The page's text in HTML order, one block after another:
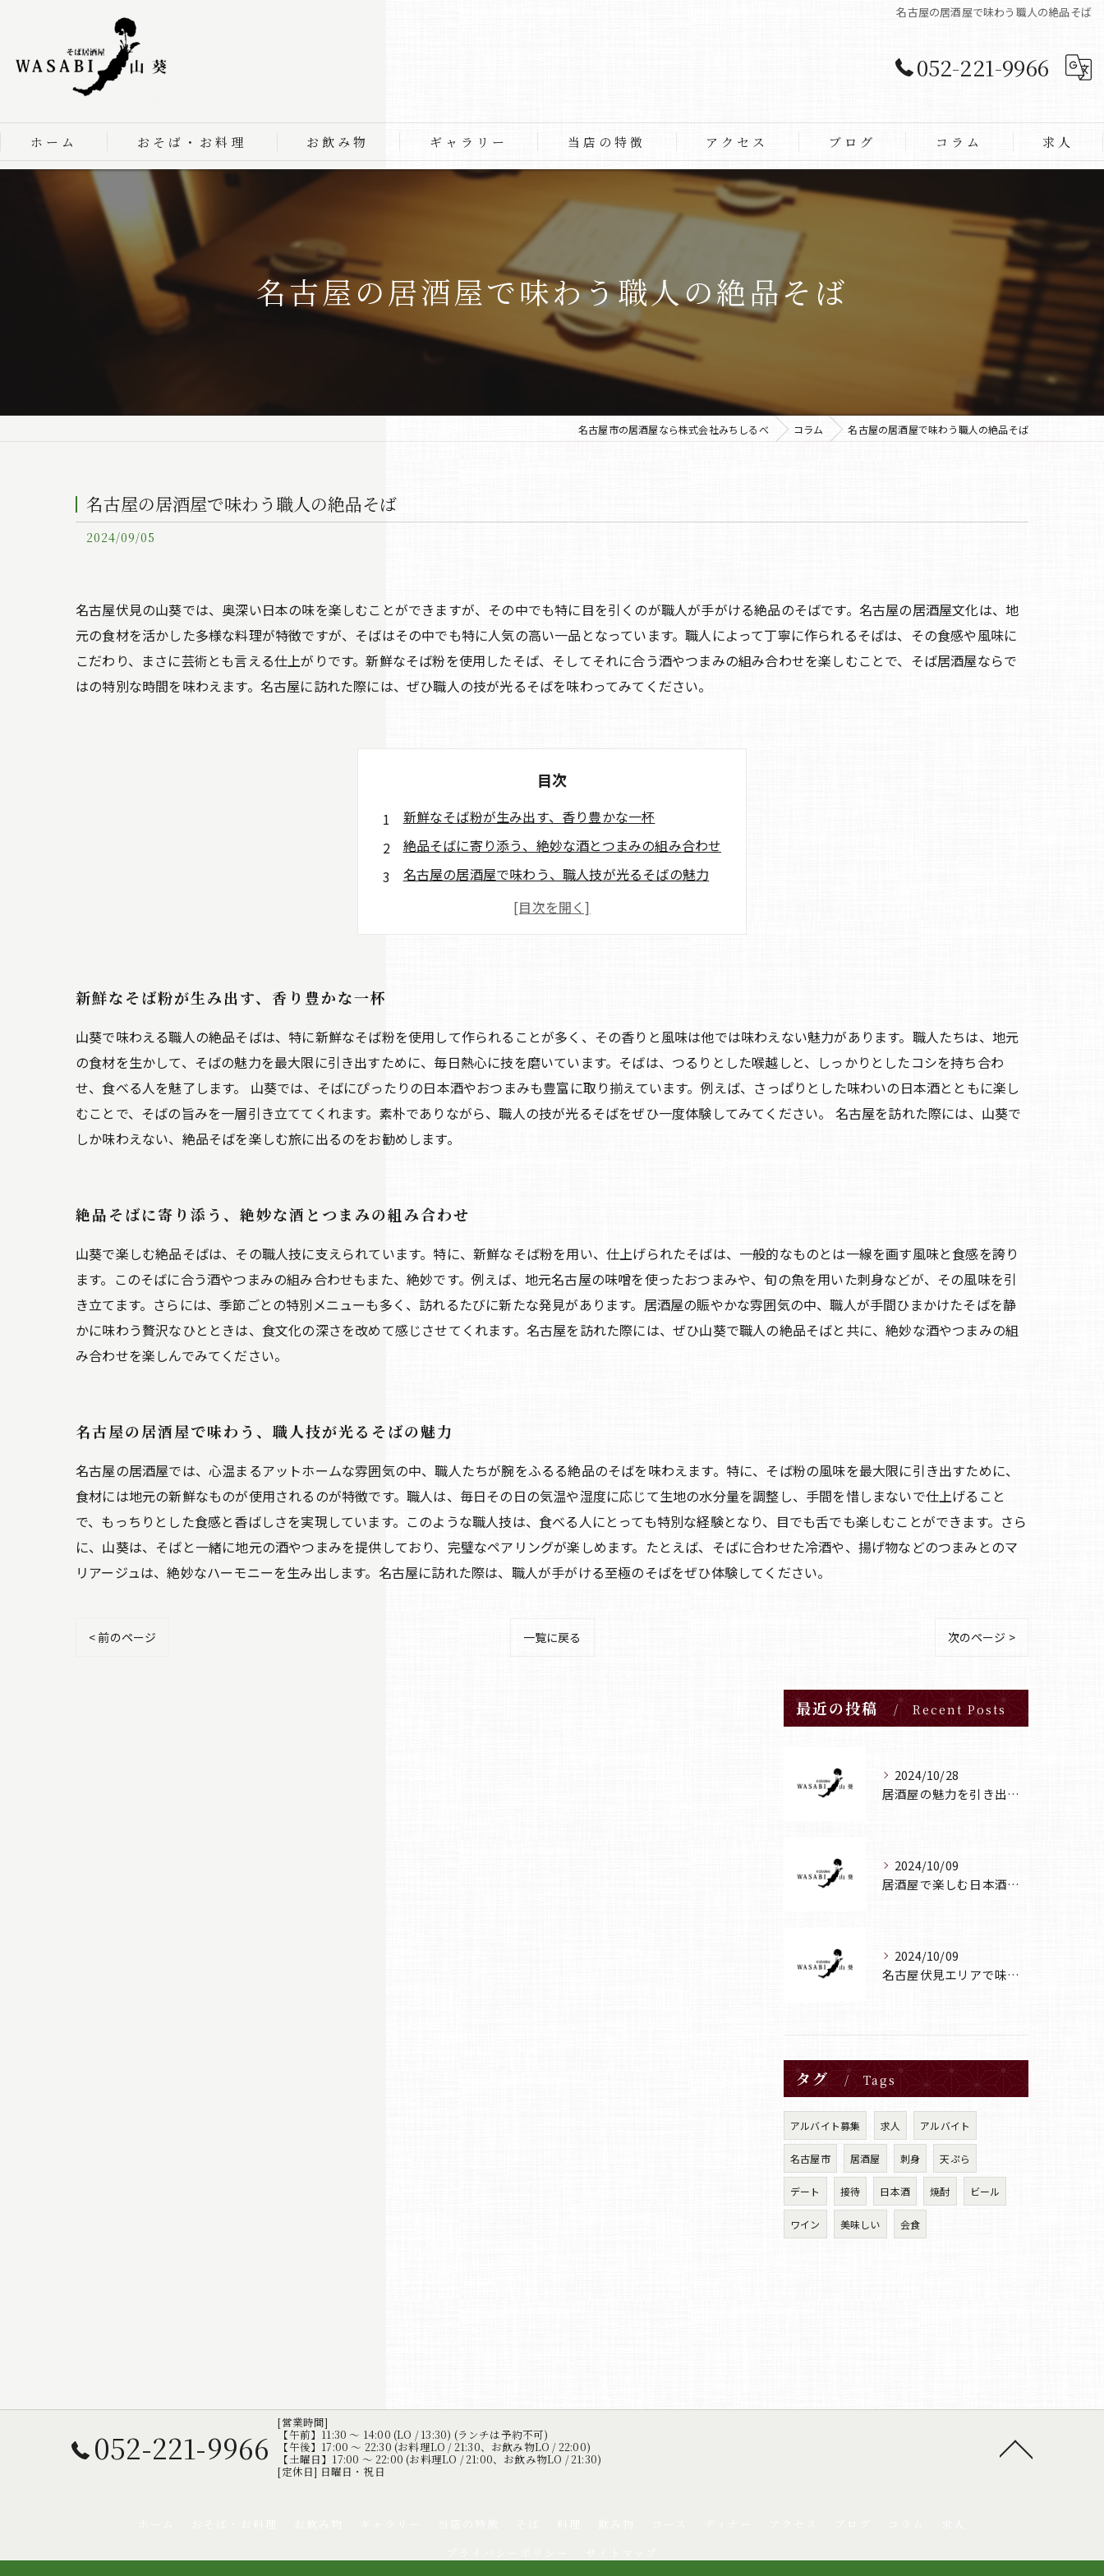
名古屋の居酒屋で味わう職人の絶品そば
052-221-9966
ホーム おそば・お料理 お飲み物 ギャラリー 当店の特徴
飲み物
コース
ディナー
アクセス ブログ コラム 求人
名古屋の居酒屋で味わう職人の絶品そば
名古屋市の居酒屋なら株式会社みちしるべ コラム 名古屋の居酒屋で味わう職人の絶品そば
名古屋の居酒屋で味わう職人の絶品そば
2024/09/05
名古屋伏見の山葵では、奥深い日本の味を楽しむことができますが、その中でも特に目を引くのが職人が手がける絶品のそばです。名古屋の居酒屋文化は、地
元の食材を活かした多様な料理が特徴ですが、そばはその中でも特に人気の高い一品となっています。職人によって丁寧に作られるそばは、その食感や風味に
こだわり、まさに芸術とも言える仕上がりです。新鮮なそば粉を使用したそば、そしてそれに合う酒やつまみの組み合わせを楽しむことで、そば居酒屋ならで
はの特別な時間を味わえます。名古屋に訪れた際には、ぜひ職人の技が光るそばを味わってみてください。
目次
新鮮なそば粉が生み出す、香り豊かな一杯
絶品そばに寄り添う、絶妙な酒とつまみの組み合わせ
名古屋の居酒屋で味わう、職人技が光るそばの魅力
新鮮なそば粉が生み出す、香り豊かな一杯
山葵で味わえる職人の絶品そばは、特に新鮮なそば粉を使用して作られることが多く、その香りと風味は他では味わえない魅力があります。職人たちは、地元
の食材を生かして、そばの魅力を最大限に引き出すために、毎日熱心に技を磨いています。そばは、つるりとした喉越しと、しっかりとしたコシを持ち合わ
せ、食べる人を魅了します。 山葵では、そばにぴったりの日本酒やおつまみも豊富に取り揃えています。例えば、さっぱりとした味わいの日本酒とともに楽し
むことで、そばの旨みを一層引き立ててくれます。素朴でありながら、職人の技が光るそばをぜひ一度体験してみてください。 名古屋を訪れた際には、山葵で
しか味わえない、絶品そばを楽しむ旅に出るのをお勧めします。
絶品そばに寄り添う、絶妙な酒とつまみの組み合わせ
山葵で楽しむ絶品そばは、その職人技に支えられています。特に、新鮮なそば粉を用い、仕上げられたそばは、一般的なものとは一線を画す風味と食感を誇り
ます。このそばに合う酒やつまみの組み合わせもまた、絶妙です。例えば、地元名古屋の味噌を使ったおつまみや、旬の魚を用いた刺身などが、その風味を引
き立てます。さらには、季節ごとの特別メニューも多く、訪れるたびに新たな発見があります。居酒屋の賑やかな雰囲気の中、職人が手間ひまかけたそばを静
かに味わう贅沢なひとときは、食文化の深さを改めて感じさせてくれます。名古屋を訪れた際には、ぜひ山葵で職人の絶品そばと共に、絶妙な酒やつまみの組
み合わせを楽しんでみてください。
名古屋の居酒屋で味わう、職人技が光るそばの魅力
名古屋の居酒屋では、心温まるアットホームな雰囲気の中、職人たちが腕をふるる絶品のそばを味わえます。特に、そば粉の風味を最大限に引き出すために、
食材には地元の新鮮なものが使用されるのが特徴です。職人は、毎日その日の気温や湿度に応じて生地の水分量を調整し、手間を惜しまないで仕上げること
で、もっちりとした食感と香ばしさを実現しています。このような職人技は、食べる人にとっても特別な経験となり、目でも舌でも楽しむことができます。さら
に、山葵は、そばと一緒に地元の酒やつまみを提供しており、完璧なペアリングが楽しめます。たとえば、そばに合わせた冷酒や、揚げ物などのつまみとのマ
リアージュは、絶妙なハーモニーを生み出します。名古屋に訪れた際は、職人が手がける至極のそばをぜひ体験してください。
< 前のページ 一覧に戻る 次のページ >
最近の投稿 Recent Posts
2024/10/28
居酒屋の魅力を引き出す食材と技
2024/10/09
居酒屋で楽しむ日本酒の多様性
2024/10/09
名古屋伏見エリアで味わう心地よい居酒屋の魅力
タグ Tags
アルバイト募集 求人 アルバイト
名古屋市 居酒屋 刺身 天ぷら
デート 接待 日本酒 焼酎 ビール
ワイン 美味しい 会食
052-221-9966
[営業時間]
【午前】11:30 ～ 14:00 (LO / 13:30) (ランチは予約不可)
【午後】17:00 ～ 22:30 (お料理LO / 21:30、お飲み物LO / 22:00)
【土曜日】17:00 ～ 22:00 (お料理LO / 21:00、お飲み物LO / 21:30)
[定休日] 日曜日・祝日